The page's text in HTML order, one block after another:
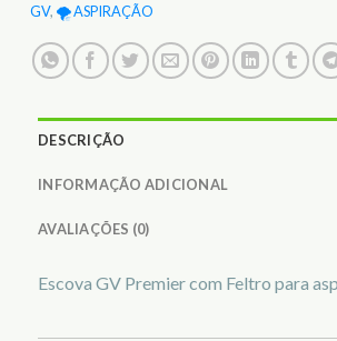
GV, 🌪️ ASPIRAÇÃO
DESCRIÇÃO
INFORMAÇÃO ADICIONAL
AVALIAÇÕES (0)
Escova GV Premier com Feltro para